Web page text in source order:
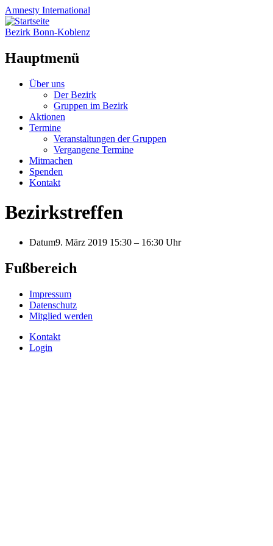
Amnesty International
Bezirk Bonn-Koblenz
Hauptmenü
Zum
Über uns
Der Bezirk
Gruppen im Bezirk
Aktionen
Termine
Veranstaltungen der Gruppen
Vergangene Termine
Mitmachen
Spenden
Kontakt
Bezirkstreffen
Datum9. März 2019 15:30 – 16:30 Uhr
Fußbereich
Impressum
Datenschutz
Mitglied werden
Kontakt
Login